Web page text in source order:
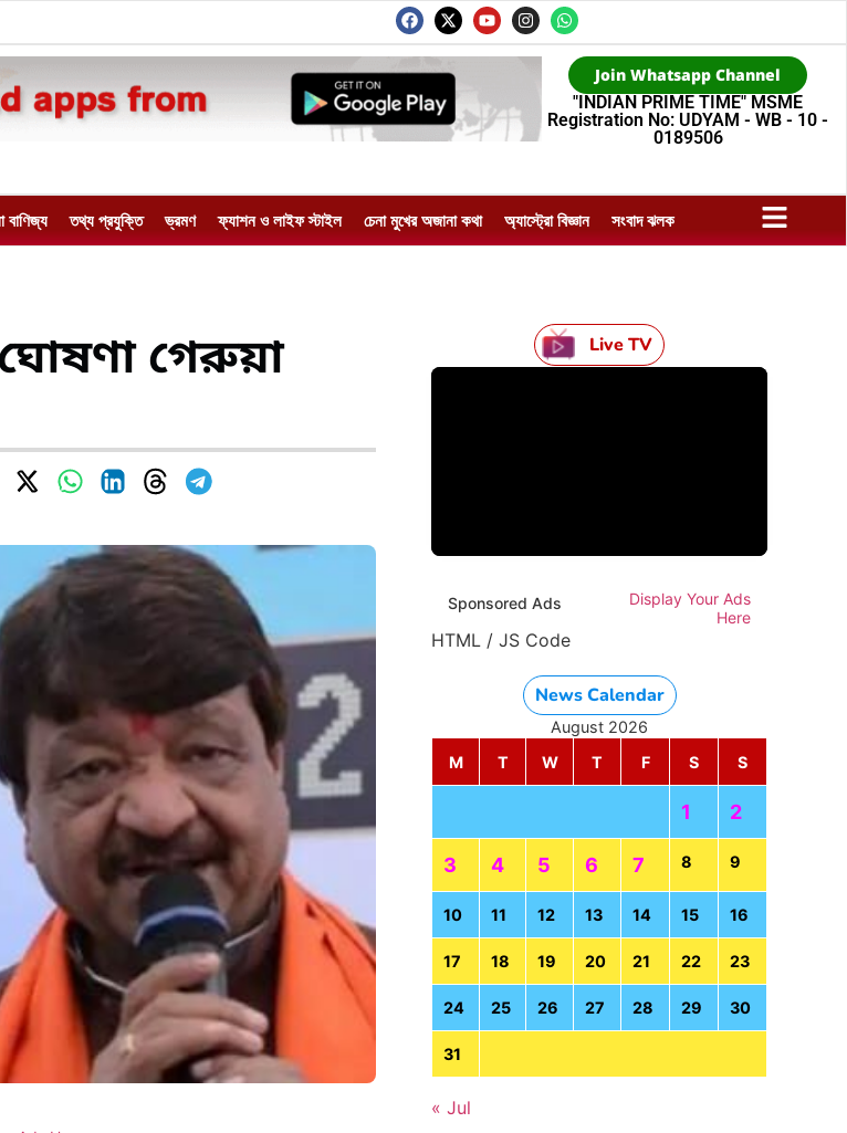
Join Whatsapp Channel
"INDIAN PRIME TIME" MSME
Registration No: UDYAM - WB - 10 -
0189506
বাণিজ্য তথ্য প্রযুক্তি ভ্রমণ ফ্যাশন ও লাইফ স্টাইল চেনা মুখের অজানা কথা অ্যাস্ট্রো বিজ্ঞান সংবাদ ঝলক
গেরুয়া
Live TV
Sponsored Ads
Display Your Ads
Here
HTML / JS Code
News Calendar
August 2026
M
T W T F S S
1 2
3 4 5 6 7 8 9
10 11 12 13 14 15 16
17 18 19 20 21 22 23
24 25 26 27 28 29 30
31
« Jul